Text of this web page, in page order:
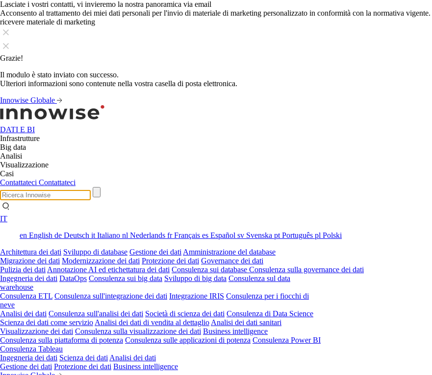
Lasciate i vostri contatti, vi invieremo la nostra panoramica via email
Acconsento al trattamento dei miei dati personali per l'invio di materiale di marketing personalizzato in conformità con la normativa vigente.
ricevere materiale di marketing
Grazie!
Il modulo è stato inviato con successo.
Ulteriori informazioni sono contenute nella vostra casella di posta elettronica.
Innowise Globale
DATI E BI
Infrastrutture
Big data
Analisi
Visualizzazione
Casi
Contattateci Contattateci
IT
en English de Deutsch it Italiano nl Nederlands frFrançais es Español sv Svenska pt Português pl Polski
Architettura dei dati Sviluppo di database Gestione dei dati Amministrazione del database
Migrazione dei dati Modernizzazione dei dati Protezione dei dati Governance dei dati
Pulizia dei dati Annotazione AI ed etichettatura dei dati Consulenza sui database Consulenza sulla governance dei dati
Ingegneria dei dati DataOps Consulenza sui big data Sviluppo di big data Consulenza sul data
warehouse
Consulenza ETL Consulenza sull'integrazione dei dati Integrazione IRIS Consulenza per i fiocchi di
neve
Analisi dei dati Consulenza sull'analisi dei dati Società di scienza dei dati Consulenza di Data Science
Scienza dei dati come servizio Analisi dei dati di vendita al dettaglio Analisi dei dati sanitari
Visualizzazione dei dati Consulenza sulla visualizzazione dei dati Business intelligence
Consulenza sulla piattaforma di potenza Consulenza sulle applicazioni di potenza Consulenza Power BI
Consulenza Tableau
Ingegneria dei dati Scienza dei dati Analisi dei dati
Gestione dei dati Protezione dei dati Business intelligence